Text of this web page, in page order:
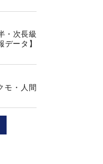
・次長級
ータ】
モ・人間